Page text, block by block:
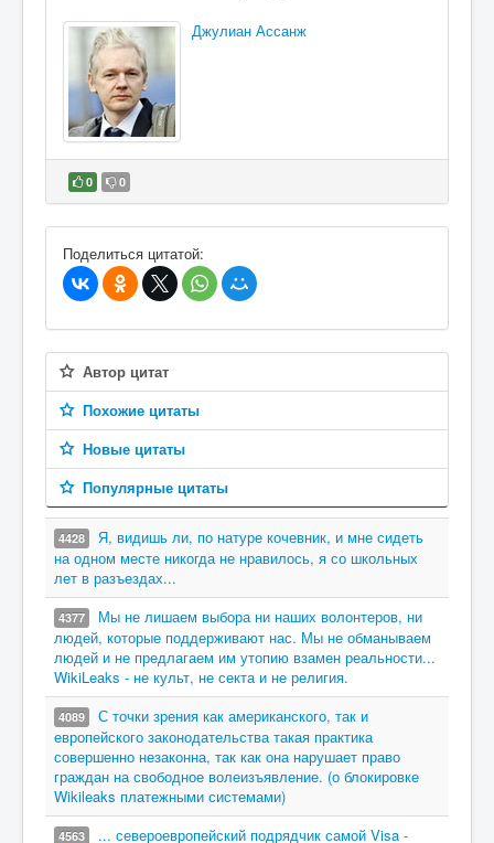
Джулиан Ассанж
0 0
В избранное
Поделиться цитатой:
Автор цитат
Похожие цитаты
Новые цитаты
Популярные цитаты
4428
Я, видишь ли, по натуре кочевник, и мне сидеть
на одном месте никогда не нравилось, я со школьных
лет в разъездах...
4377
Мы не лишаем выбора ни наших волонтеров, ни
людей, которые поддерживают нас. Мы не обманываем
людей и не предлагаем им утопию взамен реальности...
WikiLeaks - не культ, не секта и не религия.
4089
С точки зрения как американского, так и
европейского законодательства такая практика
совершенно незаконна, так как она нарушает право
граждан на свободное волеизъявление. (о блокировке
Wikileaks платежными системами)
4563
... североевропейский подрядчик самой Visa -